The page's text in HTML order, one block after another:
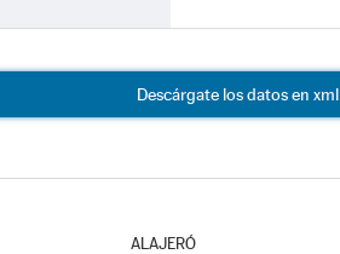
Descárgate los datos en xml
ALAJERÓ